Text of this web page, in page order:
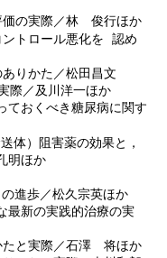
価の実際／林 俊行ほか
ントロール悪化を 認め
りかた／松田昌文
際／及川洋一ほか
ておくべき糖尿病に関す
体）阻害薬の効果と，
明ほか
進歩／松久宗英ほか
最新の実践的治療の実
たと実際／石澤 将ほか